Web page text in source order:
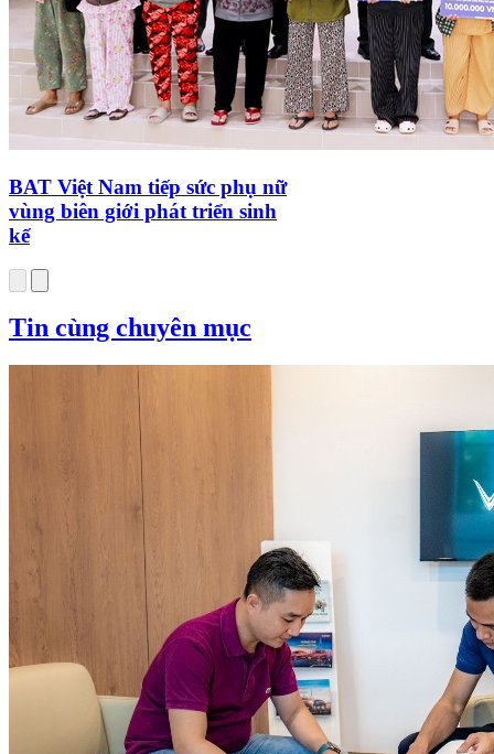
BAT Việt Nam tiếp sức phụ nữ
vùng biên giới phát triển sinh
kế
Tin cùng chuyên mục